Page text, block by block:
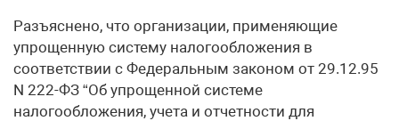
Разъяснено, что организации, применяющие
упрощенную систему налогообложения в
соответствии с Федеральным законом от 29.12.95
N 222-ФЗ “Об упрощенной системе
налогообложения, учета и отчетности для